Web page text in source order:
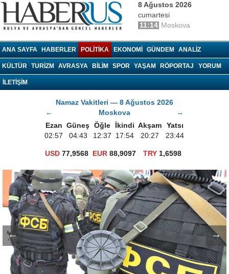
8 Ağustos 2026
cumartesi
11:14 Moskova
ANA SAYFA HABERLER POLITIKA EKONOMI GÜNDEM ANALIZ
KÜLTÜR TURIZM AVRASYA BILIM SPOR YAŞAM RÖPORTAJ YORUM
İLETİŞİM
Namaz Vakitleri — 8 Ağustos 2026
←
Moskova
→
Ezan Güneş Öğle İkindi Akşam
Yatsı
02:57
04:43 12:37 17:54 20:27 23:44
USD 77,9568 EUR 88,9097 TRY1,6598
← →